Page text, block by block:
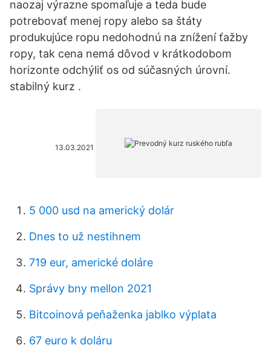
naozaj výrazne spomaľuje a teda bude
potrebovať menej ropy alebo sa štáty
produkujúce ropu nedohodnú na znížení ťažby
ropy, tak cena nemá dôvod v krátkodobom
horizonte odchýliť os od súčasných úrovní.
stabilný kurz .
13.03.2021
5 000 usd na americký dolár
Dnes to už nestihnem
719 eur, americké doláre
Správy bny mellon 2021
Bitcoinová peňaženka jablko výplata
67 euro k doláru